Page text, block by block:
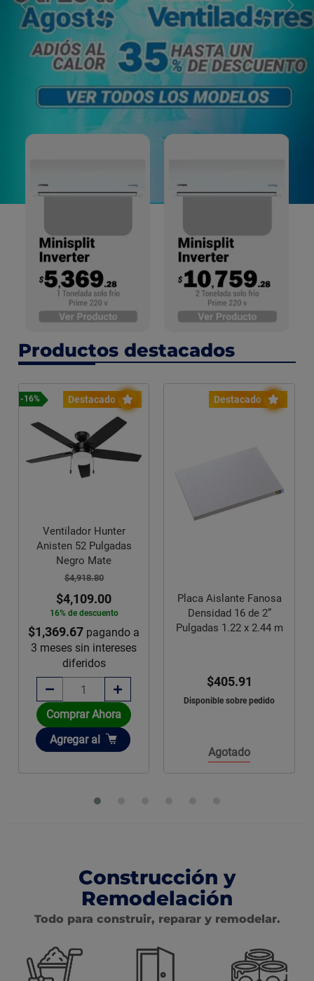
Productos destacados
Destacado
-16%
Ventilador Hunter
Anisten 52 Pulgadas
Negro Mate
$4,918.80
$4,109.00
16% de descuento
$1,369.67 pagando a
3 meses sin intereses
diferidos
Comprar Ahora
Añadir
Agregar al
Destacado
Placa Aislante Fanosa
Densidad 16 de 2”
Pulgadas 1.22 x 2.44 m
$405.91
Disponible sobre pedido
Agotado
Construcción y
Remodelación
Todo para construir, reparar y remodelar.